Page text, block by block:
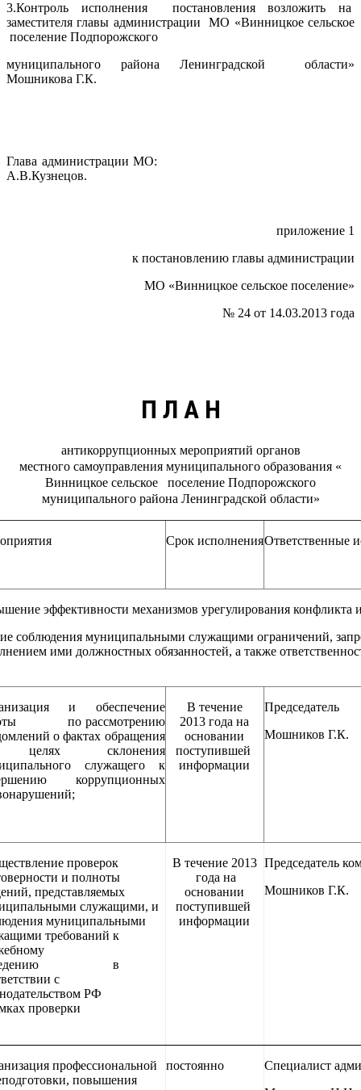
3.Контроль исполнения постановления возложить на
заместителя главы администрации МО «Винницкое сельское
поселение Подпорожского
муниципального района Ленинградской области»
Мошникова Г.К.
Глава администрации МО:
А.В.Кузнецов.
приложение 1
к постановлению главы администрации
МО «Винницкое сельское поселение»
№ 24 от 14.03.2013 года
П Л А Н
антикоррупционных мероприятий органов
местного самоуправления муниципального образования «
Винницкое сельское поселение Подпорожского
муниципального района Ленинградской области»
Срок исполненияОтветственные
эффективности механизмов урегулирования конфликта
соблюдения муниципальными служащими ограничений,
ими должностных обязанностей, а также
и обеспечение
по рассмотрению
о фактах обращения
склонения
служащего к
коррупционных
В течение
2013 года на
основании
поступившей
информации
Председатель
Мошников Г.К.
проверок
и полноты
представляемых
служащими, и
муниципальными
требований к
в
с
РФ
проверки
В течение 2013
года на
основании
поступившей
информации
Председатель
Мошников Г.К.
профессиональной
повышения
постоянно
Специалист